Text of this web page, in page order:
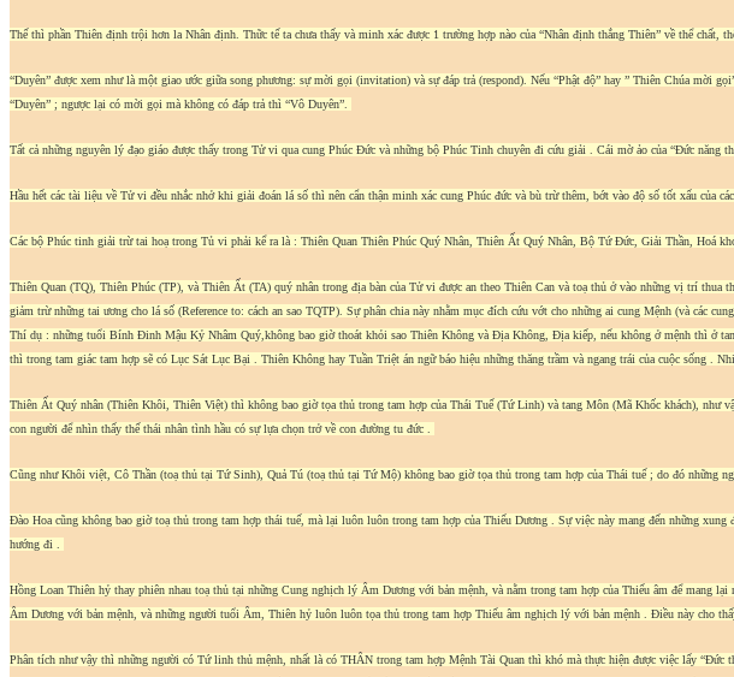
Thế thì phần Thiên định trội hơn la Nhân định. Thữc tế ta chưa thấy và minh xác được 1 trường hợp nào của “Nhân định thắng Thiên” về thể chất,
“Duyên” được xem như là một giao ước giữa song phương: sự mời gọi (invitation) và sự đáp trả (respond). Nếu “Phật độ” hay ” Thiên Chúa
“Duyên” ; ngược lại có mời gọi mà không có đáp trả thì “Vô Duyên”.
Tất cả những nguyên lý đạo giáo được thấy trong Tử vi qua cung Phúc Đức và những bộ Phúc Tinh chuyên đi cứu giải . Cái mờ ảo của “Đức năng
Hầu hết các tài liệu về Tử vi đều nhắc nhở khi giải đoán lá số thì nên cẩn thận minh xác cung Phúc đức và bù trừ thêm, bớt vào độ số tốt xấu của
Các bộ Phúc tinh giải trừ tai hoạ trong Tủ vi phải kể ra là : Thiên Quan Thiên Phúc Quý Nhân, Thiên Ất Quý Nhân, Bộ Tứ Đức, Giải Thần, Hoá
Thiên Quan (TQ), Thiên Phúc (TP), và Thiên Ất (TA) quý nhân trong địa bàn của Tử vi được an theo Thiên Can và toạ thủ ở vào những vị trí
giảm trừ những tai ương cho lá số (Reference to: cách an sao TQTP). Sự phân chia này nhằm mục đích cứu vớt cho những ai cung Mệnh (và các
Thí dụ : những tuổi Bính Đinh Mậu Kỷ Nhâm Quý,không bao giờ thoát khỏi sao Thiên Không và Địa Không, Địa kiếp, nếu không ở mệnh thì ở
thì trong tam giác tam hợp sẽ có Lục Sát Lục Bại . Thiên Không hay Tuần Triệt án ngữ báo hiệu những thăng trầm và ngang trái của cuộc sống .
Thiên Ất Quý nhân (Thiên Khôi, Thiên Việt) thì không bao giờ tọa thủ trong tam hợp của Thái Tuế (Tứ Linh) và tang Môn (Mã Khốc khách),
con người để nhìn thấy thế thái nhân tình hầu có sự lựa chọn trở về con đường tu đức .
Cũng như Khôi việt, Cô Thần (toạ thủ tại Tứ Sinh), Quả Tú (toạ thủ tại Tứ Mộ) không bao giờ tọa thủ trong tam hợp của Thái tuế ; do đó những
Đào Hoa cũng không bao giờ toạ thủ trong tam hợp thái tuế, mà lại luôn luôn trong tam hợp của Thiếu Dương . Sự việc này mang đến những
hướng đi .
Hồng Loan Thiên hỷ thay phiên nhau toạ thủ tại những Cung nghịch lý Âm Dương với bản mệnh, và nằm trong tam hợp của Thiếu âm để mang
Âm Dương với bản mệnh, và những người tuổi Âm, Thiên hỷ luôn luôn tọa thủ trong tam hợp Thiếu âm nghịch lý với bản mệnh . Điều này cho
Phân tích như vậy thì những người có Tứ linh thủ mệnh, nhất là có THÂN trong tam hợp Mệnh Tài Quan thì khó mà thực hiện được việc lấy